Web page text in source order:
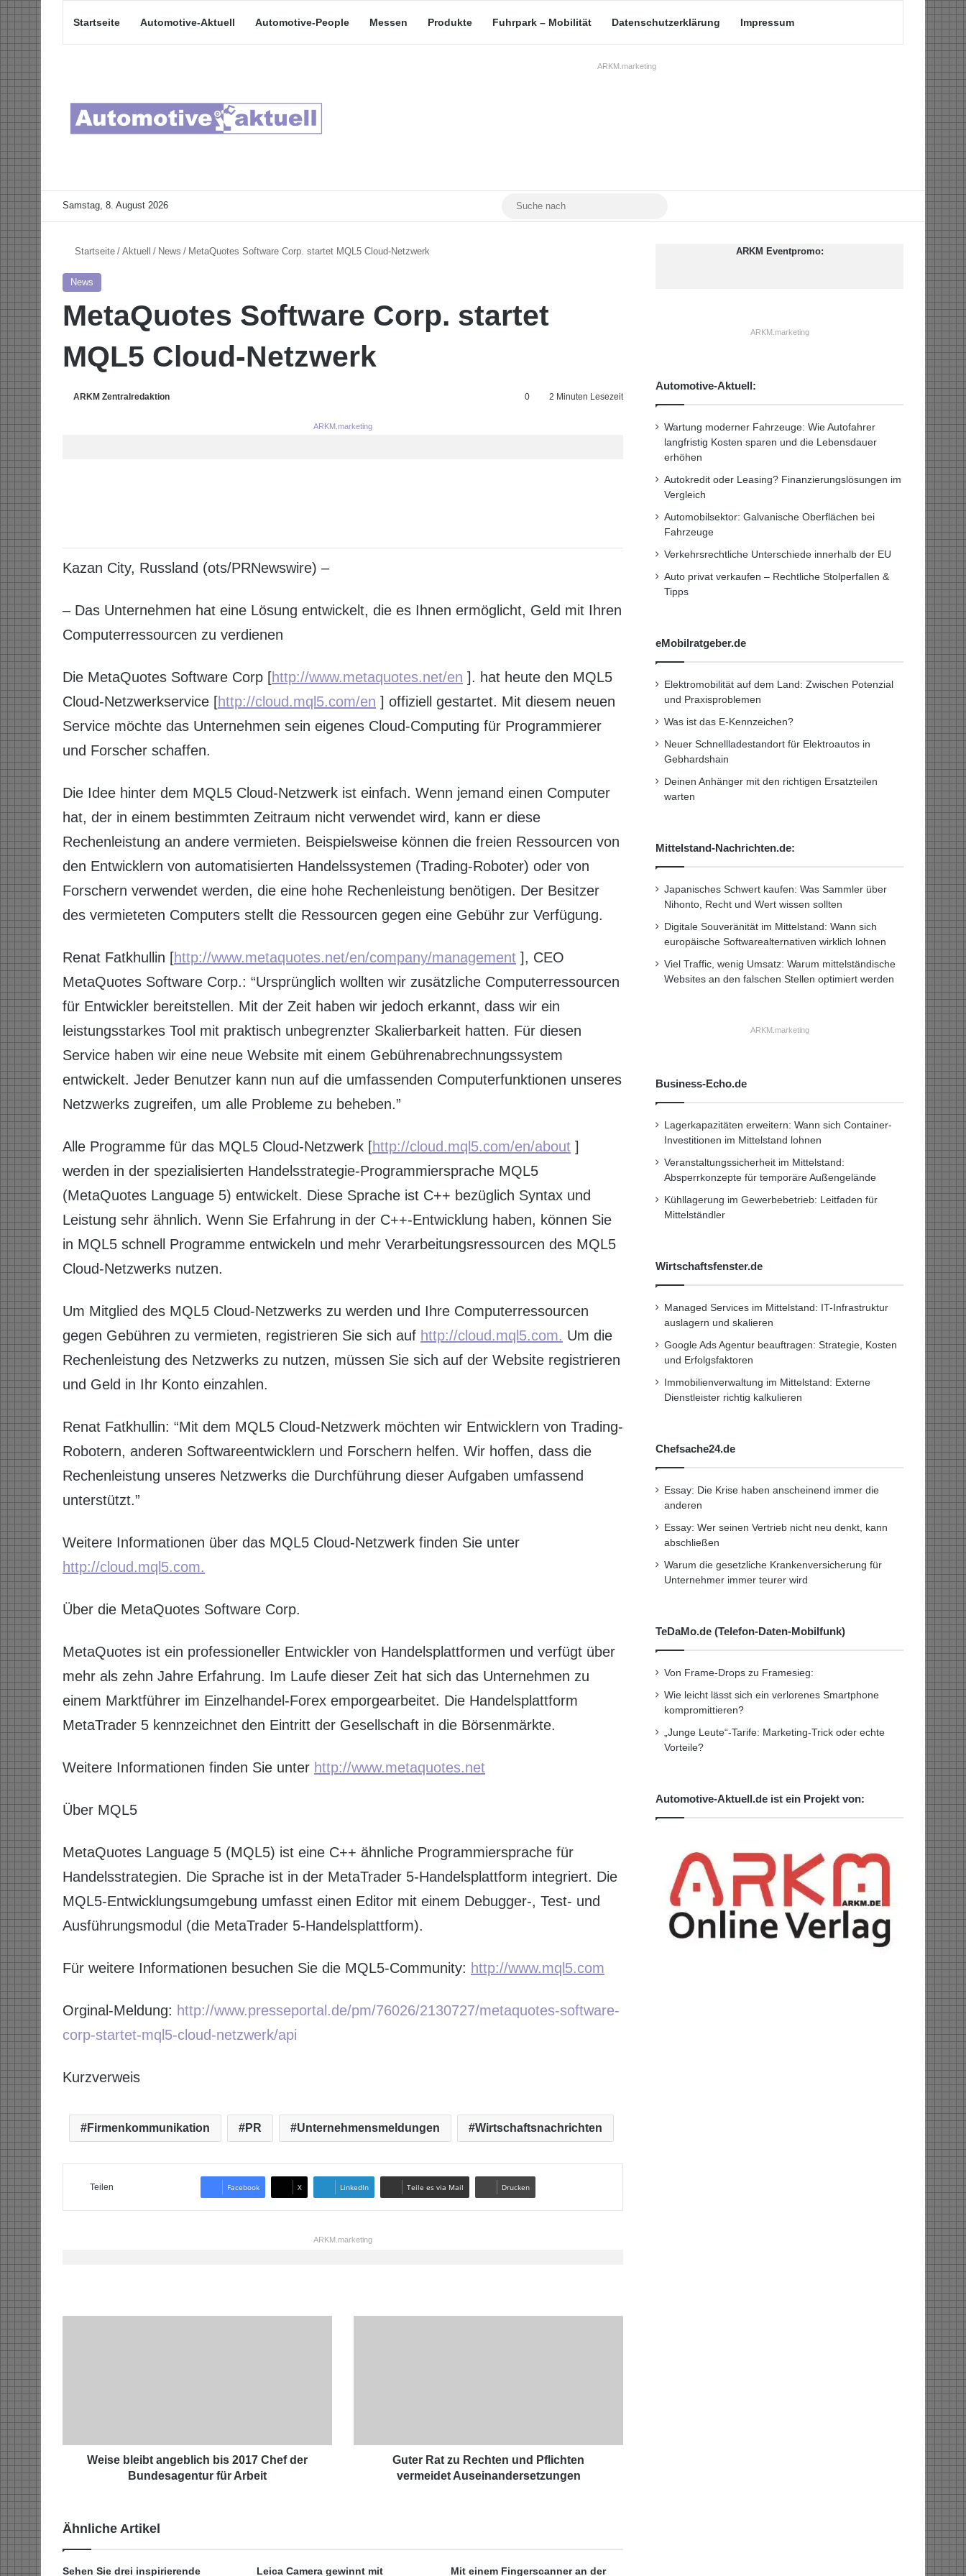
Startseite Automotive-Aktuell Automotive-People Messen Produkte Fuhrpark – Mobilität Datenschutzerklärung Impressum
ARKM.marketing
Samstag, 8. August 2026 YouTubeMastodon
Startseite / Aktuell / News / MetaQuotes Software Corp. startet MQL5 Cloud-Netzwerk
News
MetaQuotes Software Corp. startet
MQL5 Cloud-Netzwerk
ARKM Zentralredaktion 0 2 Minuten Lesezeit
ARKM.marketing
Kazan City, Russland (ots/PRNewswire) –
– Das Unternehmen hat eine Lösung entwickelt, die es Ihnen ermöglicht, Geld mit Ihren
Computerressourcen zu verdienen
Die MetaQuotes Software Corp [http://www.metaquotes.net/en ]. hat heute den MQL5
Cloud-Netzwerkservice [http://cloud.mql5.com/en ] offiziell gestartet. Mit diesem neuen
Service möchte das Unternehmen sein eigenes Cloud-Computing für Programmierer
und Forscher schaffen.
Die Idee hinter dem MQL5 Cloud-Netzwerk ist einfach. Wenn jemand einen Computer
hat, der in einem bestimmten Zeitraum nicht verwendet wird, kann er diese
Rechenleistung an andere vermieten. Beispielsweise können die freien Ressourcen von
den Entwicklern von automatisierten Handelssystemen (Trading-Roboter) oder von
Forschern verwendet werden, die eine hohe Rechenleistung benötigen. Der Besitzer
des vermieteten Computers stellt die Ressourcen gegen eine Gebühr zur Verfügung.
Renat Fatkhullin [http://www.metaquotes.net/en/company/management ], CEO
MetaQuotes Software Corp.: “Ursprünglich wollten wir zusätzliche Computerressourcen
für Entwickler bereitstellen. Mit der Zeit haben wir jedoch erkannt, dass wir ein
leistungsstarkes Tool mit praktisch unbegrenzter Skalierbarkeit hatten. Für diesen
Service haben wir eine neue Website mit einem Gebührenabrechnungssystem
entwickelt. Jeder Benutzer kann nun auf die umfassenden Computerfunktionen unseres
Netzwerks zugreifen, um alle Probleme zu beheben.”
Alle Programme für das MQL5 Cloud-Netzwerk [http://cloud.mql5.com/en/about ]
werden in der spezialisierten Handelsstrategie-Programmiersprache MQL5
(MetaQuotes Language 5) entwickelt. Diese Sprache ist C++ bezüglich Syntax und
Leistung sehr ähnlich. Wenn Sie Erfahrung in der C++-Entwicklung haben, können Sie
in MQL5 schnell Programme entwickeln und mehr Verarbeitungsressourcen des MQL5
Cloud-Netzwerks nutzen.
Um Mitglied des MQL5 Cloud-Netzwerks zu werden und Ihre Computerressourcen
gegen Gebühren zu vermieten, registrieren Sie sich auf http://cloud.mql5.com. Um die
Rechenleistung des Netzwerks zu nutzen, müssen Sie sich auf der Website registrieren
und Geld in Ihr Konto einzahlen.
Renat Fatkhullin: “Mit dem MQL5 Cloud-Netzwerk möchten wir Entwicklern von Trading-
Robotern, anderen Softwareentwicklern und Forschern helfen. Wir hoffen, dass die
Rechenleistung unseres Netzwerks die Durchführung dieser Aufgaben umfassend
unterstützt.”
Weitere Informationen über das MQL5 Cloud-Netzwerk finden Sie unter
http://cloud.mql5.com.
Über die MetaQuotes Software Corp.
MetaQuotes ist ein professioneller Entwickler von Handelsplattformen und verfügt über
mehr als zehn Jahre Erfahrung. Im Laufe dieser Zeit hat sich das Unternehmen zu
einem Marktführer im Einzelhandel-Forex emporgearbeitet. Die Handelsplattform
MetaTrader 5 kennzeichnet den Eintritt der Gesellschaft in die Börsenmärkte.
Weitere Informationen finden Sie unter http://www.metaquotes.net
Über MQL5
MetaQuotes Language 5 (MQL5) ist eine C++ ähnliche Programmiersprache für
Handelsstrategien. Die Sprache ist in der MetaTrader 5-Handelsplattform integriert. Die
MQL5-Entwicklungsumgebung umfasst einen Editor mit einem Debugger-, Test- und
Ausführungsmodul (die MetaTrader 5-Handelsplattform).
Für weitere Informationen besuchen Sie die MQL5-Community: http://www.mql5.com
Orginal-Meldung: http://www.presseportal.de/pm/76026/2130727/metaquotes-software-
corp-startet-mql5-cloud-netzwerk/api
Kurzverweis
Firmenkommunikation PR Unternehmensmeldungen Wirtschaftsnachrichten
Teilen Facebook X LinkedIn Teile es via Mail Drucken
ARKM.marketing
i
g
e
b
l
Weise bleibt angeblich bis 2017 Chef der
Bundesagentur für Arbeit
z
e
Guter Rat zu Rechten und Pflichten
vermeidet Auseinandersetzungen
Ähnliche Artikel
Sehen Sie drei inspirierende Leica Camera gewinnt mit Mit einem Fingerscanner an der
ARKM Eventpromo:
ARKM.marketing
Automotive-Aktuell:
Wartung moderner Fahrzeuge: Wie Autofahrer
langfristig Kosten sparen und die Lebensdauer
erhöhen
Autokredit oder Leasing? Finanzierungslösungen im
Vergleich
Automobilsektor: Galvanische Oberflächen bei
Fahrzeuge
Verkehrsrechtliche Unterschiede innerhalb der EU
Auto privat verkaufen – Rechtliche Stolperfallen &
Tipps
eMobilratgeber.de
Elektromobilität auf dem Land: Zwischen Potenzial
und Praxisproblemen
Was ist das E-Kennzeichen?
Neuer Schnellladestandort für Elektroautos in
Gebhardshain
Deinen Anhänger mit den richtigen Ersatzteilen
warten
Mittelstand-Nachrichten.de:
Japanisches Schwert kaufen: Was Sammler über
Nihonto, Recht und Wert wissen sollten
Digitale Souveränität im Mittelstand: Wann sich
europäische Softwarealternativen wirklich lohnen
Viel Traffic, wenig Umsatz: Warum mittelständische
Websites an den falschen Stellen optimiert werden
ARKM.marketing
Business-Echo.de
Lagerkapazitäten erweitern: Wann sich Container-
Investitionen im Mittelstand lohnen
Veranstaltungssicherheit im Mittelstand:
Absperrkonzepte für temporäre Außengelände
Kühllagerung im Gewerbebetrieb: Leitfaden für
Mittelständler
Wirtschaftsfenster.de
Managed Services im Mittelstand: IT-Infrastruktur
auslagern und skalieren
Google Ads Agentur beauftragen: Strategie, Kosten
und Erfolgsfaktoren
Immobilienverwaltung im Mittelstand: Externe
Dienstleister richtig kalkulieren
Chefsache24.de
Essay: Die Krise haben anscheinend immer die
anderen
Essay: Wer seinen Vertrieb nicht neu denkt, kann
abschließen
Warum die gesetzliche Krankenversicherung für
Unternehmer immer teurer wird
TeDaMo.de (Telefon-Daten-Mobilfunk)
Von Frame-Drops zu Framesieg:
Wie leicht lässt sich ein verlorenes Smartphone
kompromittieren?
„Junge Leute“-Tarife: Marketing-Trick oder echte
Vorteile?
Automotive-Aktuell.de ist ein Projekt von: